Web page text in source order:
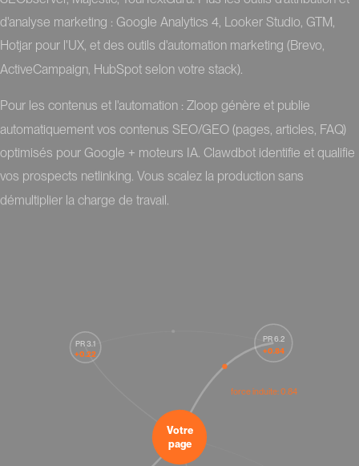
d'analyse marketing : Google Analytics 4, Looker Studio, GTM,
Hotjar pour l'UX, et des outils d'automation marketing (Brevo,
ActiveCampaign, HubSpot selon votre stack).
Pour les contenus et l'automation : Zloop génère et publie
automatiquement vos contenus SEO/GEO (pages, articles, FAQ)
optimisés pour Google + moteurs IA. Clawdbot identifie et qualifie
vos prospects netlinking. Vous scalez la production sans
démultiplier la charge de travail.
Votre
page
PR 6.2
+0.84
PR 3.1
+0.22
force induite: 0.84